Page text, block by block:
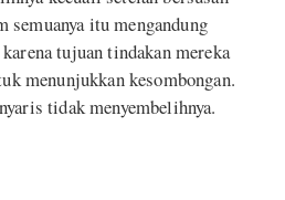
semuanya itu mengandung
tujuan tindakan mereka
menunjukkan kesombongan.
tidak menyembelihnya.